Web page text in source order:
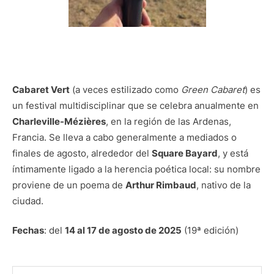
Cabaret Vert (a veces estilizado como Green Cabaret) es
un festival multidisciplinar que se celebra anualmente en
Charleville-Mézières, en la región de las Ardenas,
Francia. Se lleva a cabo generalmente a mediados o
finales de agosto, alrededor del Square Bayard, y está
íntimamente ligado a la herencia poética local: su nombre
proviene de un poema de Arthur Rimbaud, nativo de la
ciudad.
Fechas: del 14 al 17 de agosto de 2025 (19ª edición)